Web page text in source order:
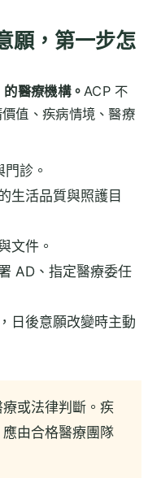
願，第一步怎
醫療機構。ACP 不
值、疾病情境、醫療
診。
生活品質與照護目
文件。
AD、指定醫療委任
日後意願改變時主動
或法律判斷。疾
由合格醫療團隊